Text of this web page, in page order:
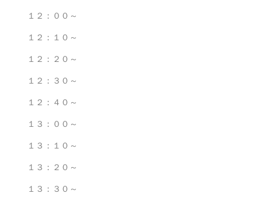
１２：００～
１２：１０～
１２：２０～
１２：３０～
１２：４０～
１３：００～
１３：１０～
１３：２０～
１３：３０～